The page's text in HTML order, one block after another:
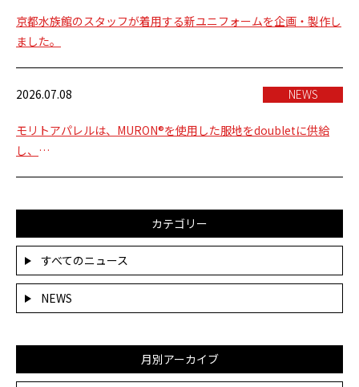
京都水族館のスタッフが着用する新ユニフォームを企画・製作し
ました。
2026.07.08 NEWS
モリトアパレルは、MURON®を使用した服地をdoubletに供給
し、
カテゴリー
すべてのニュース
NEWS
月別アーカイブ